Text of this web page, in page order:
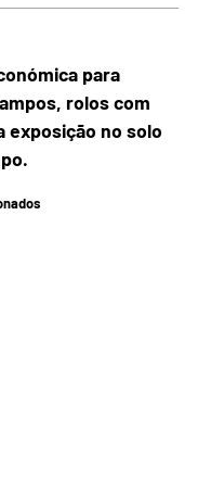
para
rolos com
exposição no solo